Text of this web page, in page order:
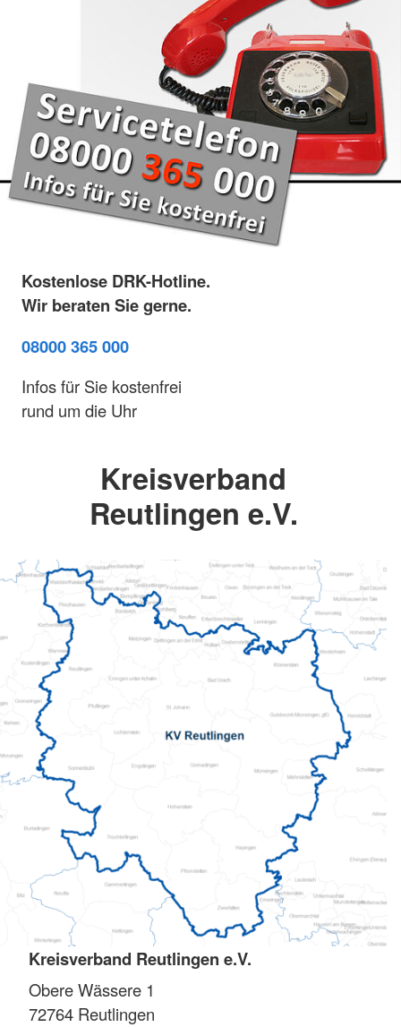
Kostenlose DRK-Hotline.
Wir beraten Sie gerne.
08000 365 000
Infos für Sie kostenfrei
rund um die Uhr
Kreisverband
Reutlingen e.V.
Kreisverband Reutlingen e.V.
Obere Wässere 1
72764 Reutlingen